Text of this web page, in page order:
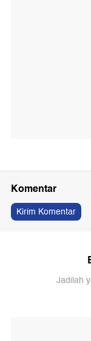
Komentar
Kirim Komentar
Jadilah